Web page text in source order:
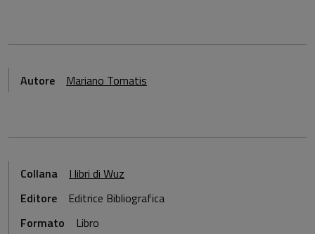
Autore Mariano Tomatis
Collana
I libri di Wuz
Editore
Editrice Bibliografica
Formato
Libro